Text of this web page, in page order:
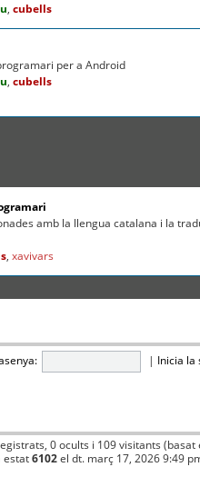
, cubells
per a Android
, cubells
amb la llengua catalana i la
, xavivars
| Inicia la
0 ocults i 109 visitants
estat6102el dt. març 17, 2026 9:49